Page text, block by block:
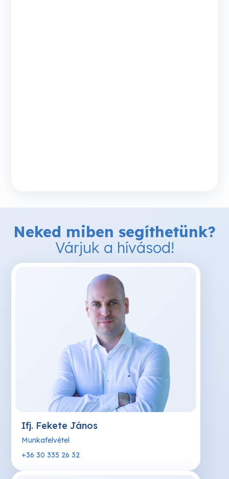
Neked miben segíthetünk?
Várjuk a hívásod!
Ifj. Fekete János
Munkafelvétel
+36 30 335 26 32